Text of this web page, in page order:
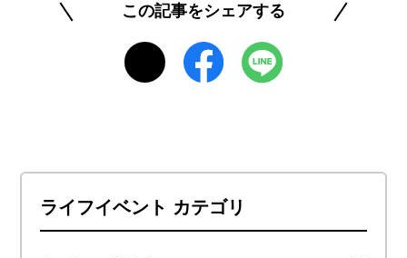
この記事をシェアする
ライフイベント カテゴリ